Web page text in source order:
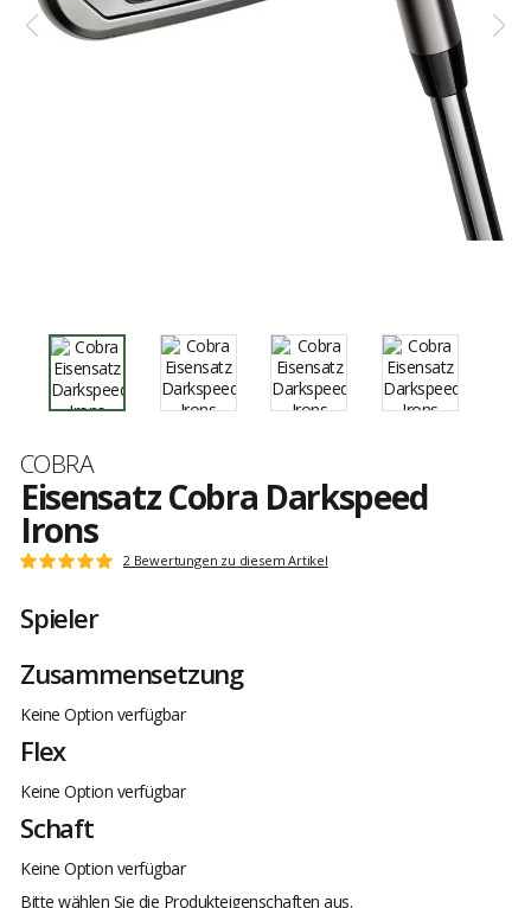
Marke
COBRA
Eisensatz Cobra Darkspeed
Irons
Kundenbewertungen
Note:
von
5
2 Bewertungen zu diesem Artikel
Spieler
Zusammensetzung
Keine Option verfügbar
Flex
Keine Option verfügbar
Schaft
Keine Option verfügbar
Bitte wählen Sie die Produkteigenschaften aus.